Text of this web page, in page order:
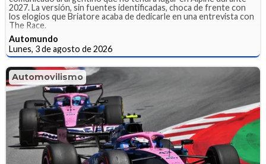
2027. La versión, sin fuentes identificadas, choca de frente con
los elogios que Briatore acaba de dedicarle en una entrevista con
The Race.
Automundo
Lunes, 3 de agosto de 2026
Automovilismo